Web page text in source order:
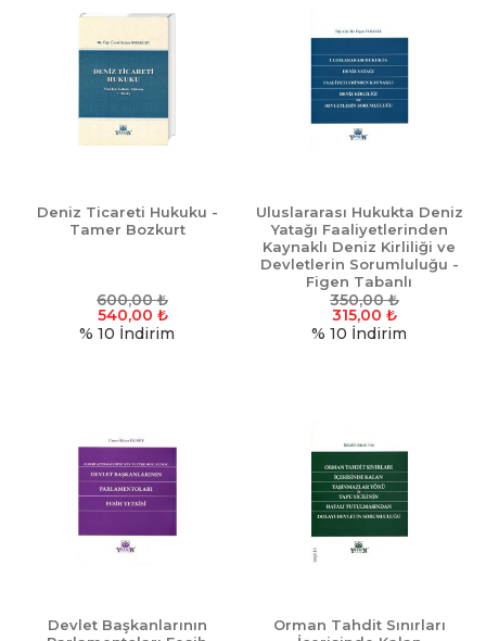
Deniz Ticareti Hukuku -
Tamer Bozkurt
600,00₺
540,00 ₺
% 10 İndirim
Uluslararası Hukukta Deniz
Yatağı Faaliyetlerinden
Kaynaklı Deniz Kirliliği ve
Devletlerin Sorumluluğu -
Figen Tabanlı
350,00₺
315,00 ₺
% 10 İndirim
Devlet Başkanlarının
Orman Tahdit Sınırları